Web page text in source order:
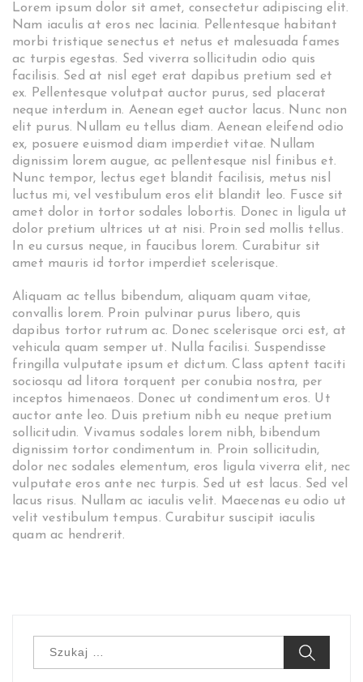
Lorem ipsum dolor sit amet, consectetur adipiscing elit.
Nam iaculis at eros nec lacinia. Pellentesque habitant
morbi tristique senectus et netus et malesuada fames
ac turpis egestas. Sed viverra sollicitudin odio quis
facilisis. Sed at nisl eget erat dapibus pretium sed et
ex. Pellentesque volutpat auctor purus, sed placerat
neque interdum in. Aenean eget auctor lacus. Nunc non
elit purus. Nullam eu tellus diam. Aenean eleifend odio
ex, posuere euismod diam imperdiet vitae. Nullam
dignissim lorem augue, ac pellentesque nisl finibus et.
Nunc tempor, lectus eget blandit facilisis, metus nisl
luctus mi, vel vestibulum eros elit blandit leo. Fusce sit
amet dolor in tortor sodales lobortis. Donec in ligula ut
dolor pretium ultrices ut at nisi. Proin sed mollis tellus.
In eu cursus neque, in faucibus lorem. Curabitur sit
amet mauris id tortor imperdiet scelerisque.
Aliquam ac tellus bibendum, aliquam quam vitae,
convallis lorem. Proin pulvinar purus libero, quis
dapibus tortor rutrum ac. Donec scelerisque orci est, at
vehicula quam semper ut. Nulla facilisi. Suspendisse
fringilla vulputate ipsum et dictum. Class aptent taciti
sociosqu ad litora torquent per conubia nostra, per
inceptos himenaeos. Donec ut condimentum eros. Ut
auctor ante leo. Duis pretium nibh eu neque pretium
sollicitudin. Vivamus sodales lorem nibh, bibendum
dignissim tortor condimentum in. Proin sollicitudin,
dolor nec sodales elementum, eros ligula viverra elit, nec
vulputate eros ante nec turpis. Sed ut est lacus. Sed vel
lacus risus. Nullam ac iaculis velit. Maecenas eu odio ut
velit vestibulum tempus. Curabitur suscipit iaculis
quam ac hendrerit.